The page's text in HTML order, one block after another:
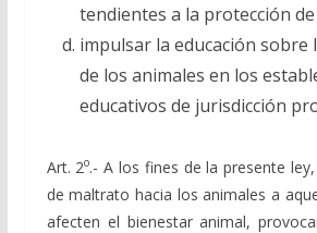
tendientes a la protección
impulsar la educación sobre
de los animales en los
educativos de jurisdicción
Art. 2o.- A los fines de la presente
de maltrato hacia los animales a
afecten el bienestar animal,